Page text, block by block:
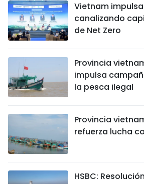
Vietnam
canalizando
de Net Zero
Provincia
impulsa
la pesca ilegal
Provincia
refuerza lucha
HSBC: